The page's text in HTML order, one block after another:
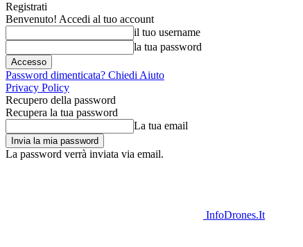
Registrati
Benvenuto! Accedi al tuo account
il tuo username
la tua password
Password dimenticata? Chiedi Aiuto
Privacy Policy
Recupero della password
Recupera la tua password
La tua email
La password verrà inviata via email.
InfoDrones.It